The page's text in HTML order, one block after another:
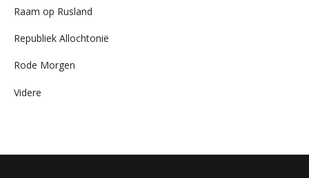
Raam op Rusland
Republiek Allochtonië
Rode Morgen
Videre